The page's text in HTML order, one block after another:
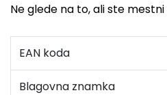
Ne glede na to, ali ste
EAN koda
Blagovna znamka